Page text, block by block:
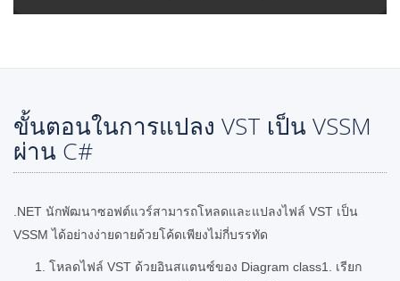
ขั้นตอนในการแปลง VST เป็น VSSM
ผ่าน C#
.NET นักพัฒนาซอฟต์แวร์สามารถโหลดและแปลงไฟล์ VST เป็น
VSSM ได้อย่างง่ายดายด้วยโค้ดเพียงไม่กี่บรรทัด
โหลดไฟล์ VST ด้วยอินสแตนซ์ของ Diagram class1. เรียก